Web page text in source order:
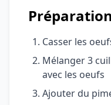
Préparation
Casser les
Mélanger 3
avec les oeufs
Ajouter du